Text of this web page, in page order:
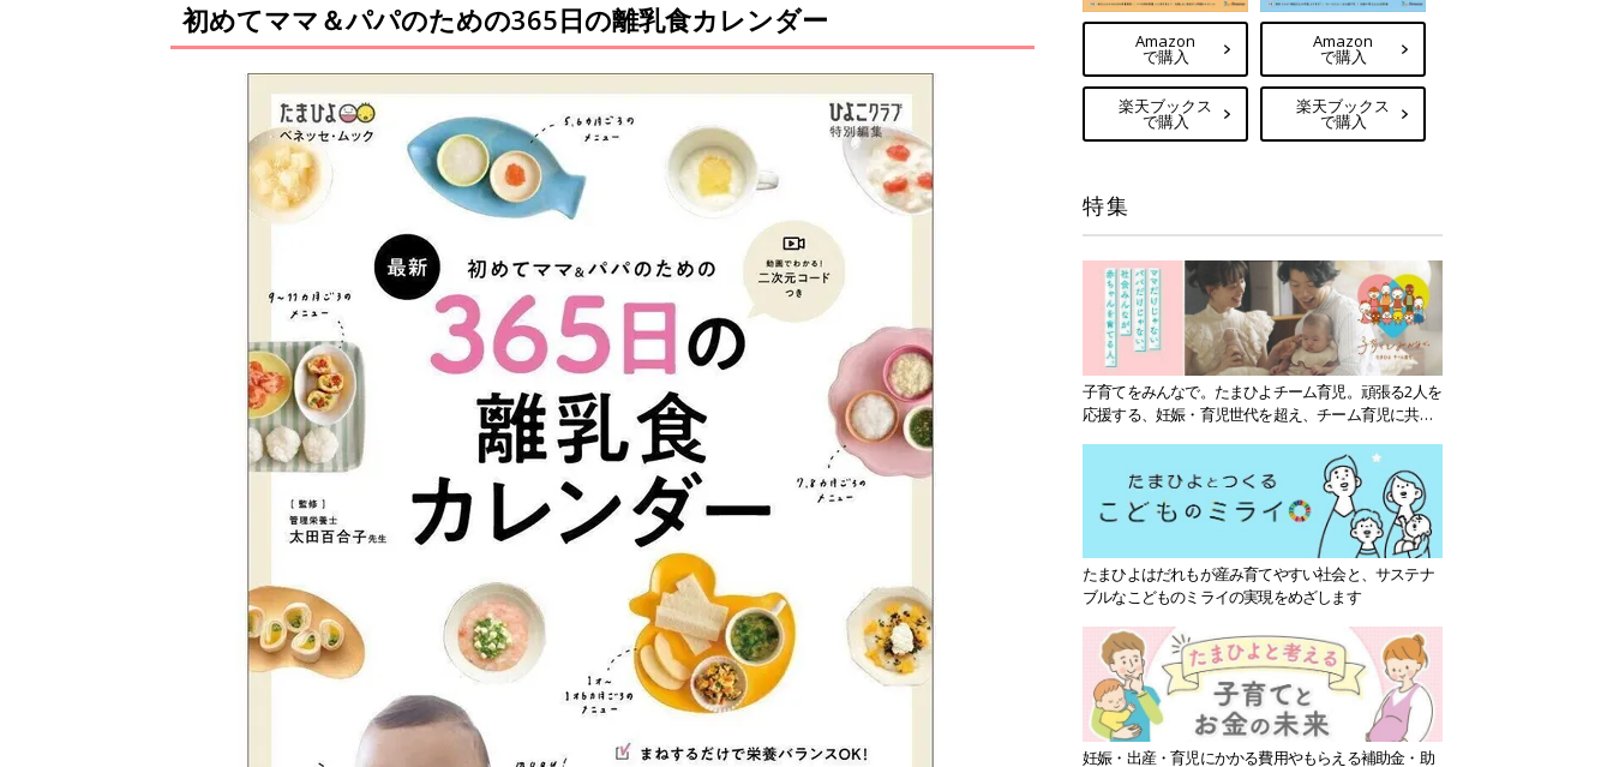
初めてママ＆パパのための365日の離乳食カレンダー
Amazon
で購入
楽天ブックス
で購入
Amazon
で購入
楽天ブックス
で購入
特集
子育てをみんなで。たまひよチーム育児。頑張る2人を
応援する、妊娠・育児世代を超え、チーム育児に共感
たまひよはだれもが産み育てやすい社会と、サステナ
ブルなこどものミライの実現をめざします
妊娠・出産・育児にかかる費用やもらえる補助金・助